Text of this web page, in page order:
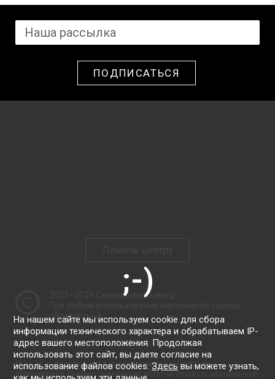
ПОДПИСАТЬСЯ
Сахаровский центр
обязательна.
Мнения выступающих и формулировки тем мероприятий,
проходящих в Сахаровском центре, могут не отражать официальную
На нашем сайте мы используем cookie для сбора
информации технического характера и обрабатываем IP-
адрес вашего местоположения. Продолжая
использовать этот сайт, вы даете согласие на
использование файлов cookies. Здесь вы можете узнать,